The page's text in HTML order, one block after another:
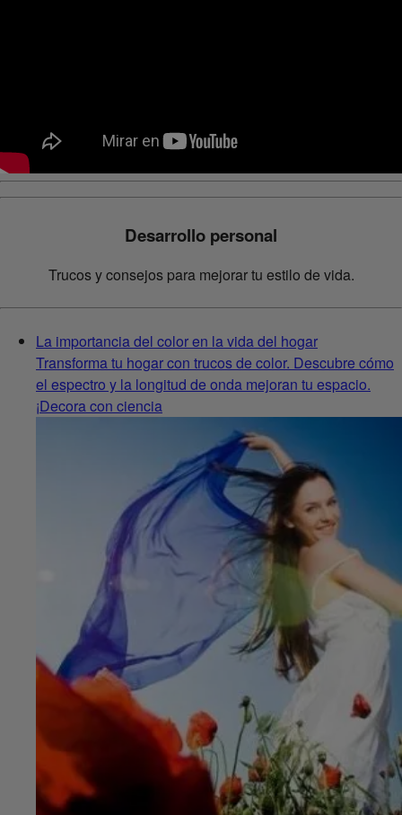
Desarrollo personal
Trucos y consejos para mejorar tu estilo de vida.
La importancia del color en la vida del hogar
Transforma tu hogar con trucos de color. Descubre cómo
el espectro y la longitud de onda mejoran tu espacio.
¡Decora con ciencia